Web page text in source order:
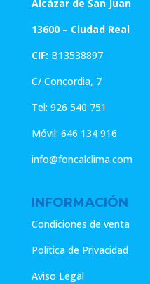
Alcázar de San Juan
13600 – Ciudad Real
CIF: B13538897
C/ Concordia, 7
Tel: 926 540 751
Móvil: 646 134 916
info@foncalclima.com
INFORMACIÓN
Condiciones de venta
Política de Privacidad
Aviso Legal